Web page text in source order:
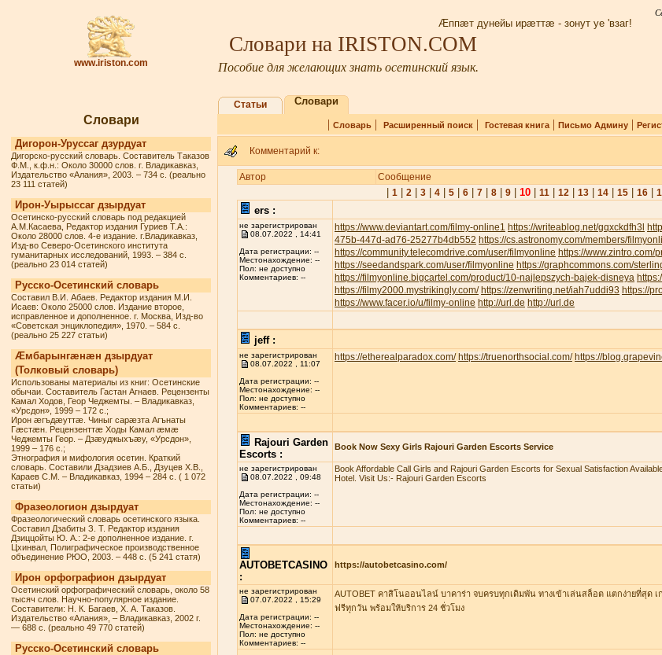
www.iriston.com
Æппæт дунейы ирæттæ - зонут уе 'взаг!
Словари на IRISTON.COM
Пособие для желающих знать осетинский язык.
Словари
Дигорон-Уруссаг дзурдуат
Дигорско-русский словарь. Составитель Таказов
Ф.М., к.ф.н.: Около 30000 слов. г. Владикавказ,
Издательство «Алания», 2003. – 734 с. (реально
23 111 статей)
Ирон-Уырыссаг дзырдуат
Осетинско-русский словарь под редакцией
А.М.Касаева, Редактор издания Гуриев Т.А.:
Около 28000 слов. 4-е издание. г.Владикавказ,
Изд-во Северо-Осетинского института
гуманитарных исследований, 1993. – 384 с.
(реально 23 014 статей)
Русско-Осетинский словарь
Составил В.И. Абаев. Редактор издания М.И.
Исаев: Около 25000 слов. Издание второе,
исправленное и дополненное. г. Москва, Изд-во
«Советская энциклопедия», 1970. – 584 с.
(реально 25 227 статьи)
Æмбарынгæнæн дзырдуат
(Толковый словарь)
Использованы материалы из книг: Осетинские
обычаи. Составитель Гастан Агнаев. Рецензенты
Камал Ходов, Геор Чеджемты. – Владикавказ,
«Урсдон», 1999 – 172 с.;
Ирон æгъдæуттæ. Чиныг сарæзта Агънаты
Гæстæн. Рецензенттæ Ходы Камал æмæ
Чеджемты Геор. – Дзæуджыхъæу, «Урсдон»,
1999 – 176 с.;
Этнография и мифология осетин. Краткий
словарь. Составили Дзадзиев А.Б., Дзуцев Х.В.,
Караев С.М. – Владикавказ, 1994 – 284 с. ( 1 072
статьи)
Фразеологион дзырдуат
Фразеологический словарь осетинского языка.
Составил Дзабиты З. Т. Редактор издания
Дзиццойты Ю. А.: 2-е дополненное издание. г.
Цхинвал, Полиграфическое производственное
объединение РЮО, 2003. – 448 с. (5 241 статя)
Ирон орфографион дзырдуат
Осетинский орфографический словарь, около 58
тысяч слов. Научно-популярное издание.
Составители: Н. К. Багаев, Х. А. Таказов.
Издательство «Алания», – Владикавказ, 2002 г.
— 688 с. (реально 49 770 статей)
Русско-Осетинский словарь
Статьи Словари
| Словарь| Расширенный поиск| Гостевая книга| Письмо Админу|
Комментарий к:
Автор Сообщение
1| 2| 3| 4| 5| 6| 7| 8| 9| 10| 11| 12| 13| 14| 15| 16|
ers :
не зарегистрирован
08.07.2022 , 14:41
Дата регистрации: --
Местонахождение: --
Пол: не доступно
Комментариев: --
https://www.deviantart.com/filmy-online1 https://writeablog.net/gqxckdfh3l
475b-447d-ad76-25277b4db552 https://cs.astronomy.com/members/
https://community.telecomdrive.com/user/filmyonline https://www.zintro.com/
https://seedandspark.com/user/filmyonline https://graphcommons.com/
https://filmyonline.bigcartel.com/product/10-najlepszych-bajek-disneya
https://filmy2000.mystrikingly.com/ https://zenwriting.net/iah7uddi93 https://
https://www.facer.io/u/filmy-online http://url.de http://url.de
jeff :
не зарегистрирован
08.07.2022 , 11:07
Дата регистрации: --
Местонахождение: --
Пол: не доступно
Комментариев: --
https://etherealparadox.com/ https://truenorthsocial.com/ https://
Rajouri Garden
Escorts :
Book Now Sexy Girls Rajouri Garden Escorts Service
не зарегистрирован
08.07.2022 , 09:48
Дата регистрации: --
Местонахождение: --
Пол: не доступно
Комментариев: --
Book Affordable Call Girls and Rajouri Garden Escorts for Sexual Satisfaction
Hotel. Visit Us:- Rajouri Garden Escorts
AUTOBETCASINO
:
https://autobetcasino.com/
не зарегистрирован
07.07.2022 , 15:29
Дата регистрации: --
Местонахождение: --
Пол: не доступно
Комментариев: --
AUTOBET คาสิโนออนไลน์ บาคาร่า จบครบทุกเดิมพัน ทางเข้าเล่นสล็อต แตกง่ายที่สุด
ฟรีทุกวัน พร้อมให้บริการ 24 ชั่วโมง